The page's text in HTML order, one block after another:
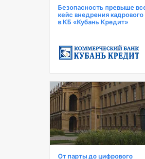
Безопасность превыше
кейс внедрения
в КБ «Кубань Кредит»
От парты до цифрового